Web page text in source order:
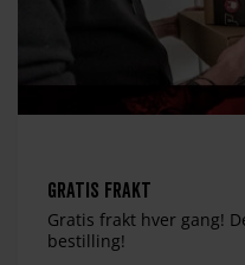
Gratis frakt
Gratis frakt hver gang!
bestilling!